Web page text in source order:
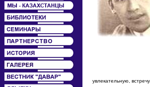
увлекательную,